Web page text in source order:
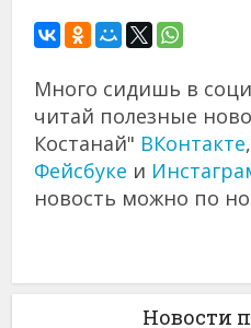
Много сидишь в
читай полезные
Костанай" ВКонтакте
Фейсбуке и
новость можно по
Новости